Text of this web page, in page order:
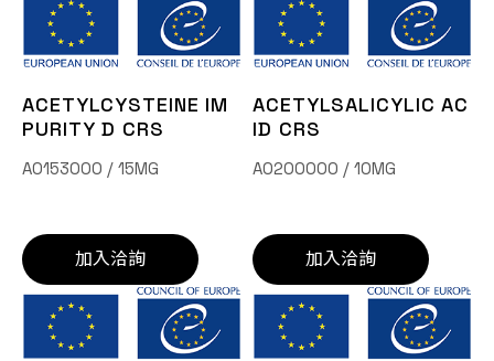
ACETYLCYSTEINE IM
PURITY D CRS
A0153000 / 15MG
加入洽詢
ACETYLSALICYLIC AC
ID CRS
A0200000 / 10MG
加入洽詢